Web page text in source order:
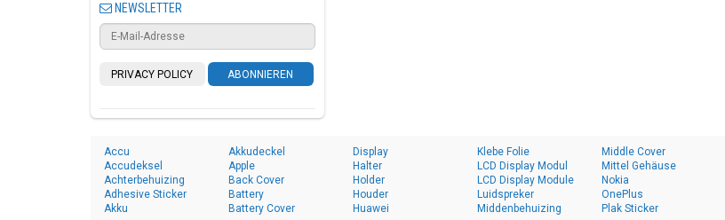
NEWSLETTER
PRIVACY POLICY ABONNIEREN
Accu
Accudeksel
Achterbehuizing
Adhesive Sticker
Akku
Akkudeckel
Apple
Back Cover
Battery
Battery Cover
Display
Halter
Holder
Houder
Huawei
Klebe Folie
LCD Display Modul
LCD Display Module
Luidspreker
Middenbehuizing
Middle Cover
Mittel Gehäuse
Nokia
OnePlus
Plak Sticker